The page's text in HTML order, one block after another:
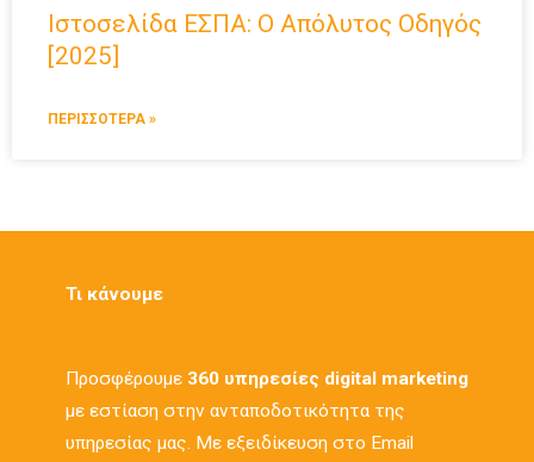
Ιστοσελίδα ΕΣΠΑ: Ο Απόλυτος Οδηγός
[2025]
ΠΕΡΙΣΣΟΤΕΡΑ »
Τι κάνουμε
Προσφέρουμε 360 υπηρεσίες digital marketing
με εστίαση στην ανταποδοτικότητα της
υπηρεσίας μας. Με εξειδίκευση στο Email